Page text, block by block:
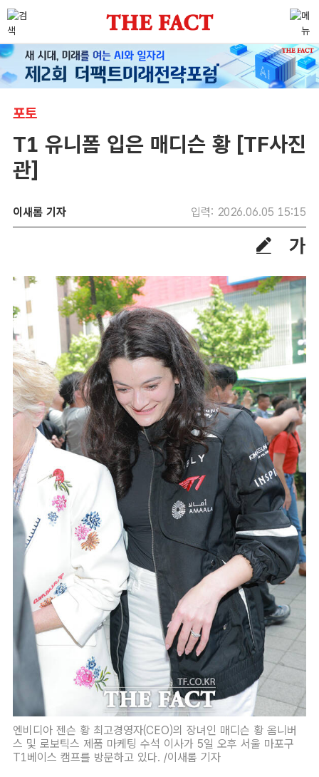
포토
T1 유니폼 입은 매디슨 황 [TF사진
관]
이새롬 기자 입력: 2026.06.05 15:15
엔비디아 젠슨 황 최고경영자(CEO)의 장녀인 매디슨 황 옴니버
스 및 로보틱스 제품 마케팅 수석 이사가 5일 오후 서울 마포구
T1베이스 캠프를 방문하고 있다. /이새롬 기자